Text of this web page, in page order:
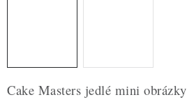
Hodnocení obchodu
Blog
Moje
Podmínky ochrany osobních údajů
Cake Masters jedlé mini